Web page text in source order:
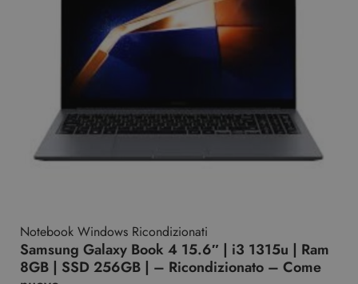
Notebook Windows Ricondizionati
Samsung Galaxy Book 4 15.6″ | i3 1315u | Ram
8GB | SSD 256GB | – Ricondizionato – Come